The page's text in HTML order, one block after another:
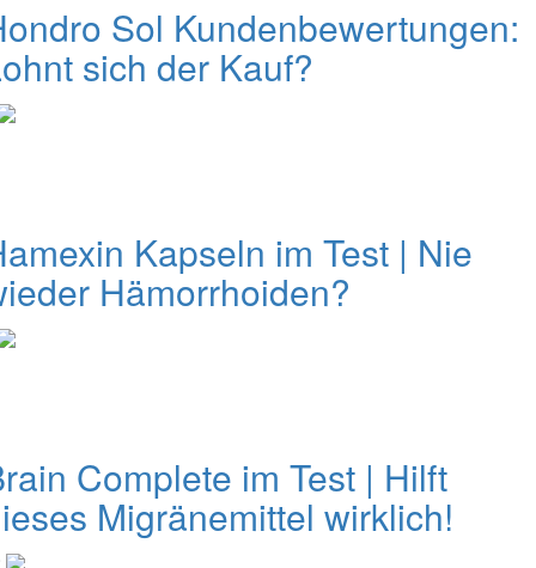
Sol Kundenbewertungen:
sich der Kauf?
Kapseln im Test | Nie
Hämorrhoiden?
Complete im Test | Hilft
Migränemittel wirklich!